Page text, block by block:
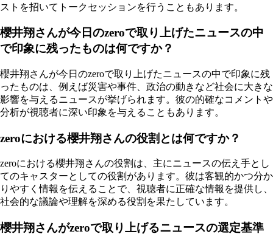
ストを招いてトークセッションを行うこともあります。
櫻井翔さんが今日のzeroで取り上げたニュースの中
で印象に残ったものは何ですか？
櫻井翔さんが今日のzeroで取り上げたニュースの中で印象に残
ったものは、例えば災害や事件、政治の動きなど社会に大きな
影響を与えるニュースが挙げられます。彼の的確なコメントや
分析が視聴者に深い印象を与えることもあります。
zeroにおける櫻井翔さんの役割とは何ですか？
zeroにおける櫻井翔さんの役割は、主にニュースの伝え手とし
てのキャスターとしての役割があります。彼は客観的かつ分か
りやすく情報を伝えることで、視聴者に正確な情報を提供し、
社会的な議論や理解を深める役割を果たしています。
櫻井翔さんがzeroで取り上げるニュースの選定基準